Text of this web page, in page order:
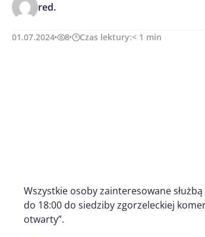
red.
01.07.2024 8 Czas lektury:< 1 min
Wszystkie osoby zainteresowane
do 18:00 do siedziby zgorzeleckiej
otwarty”.